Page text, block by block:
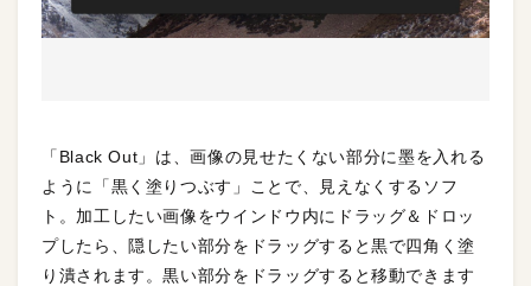
「Black Out」は、画像の見せたくない部分に墨を入れる
ように「黒く塗りつぶす」ことで、見えなくするソフ
ト。加工したい画像をウインドウ内にドラッグ＆ドロッ
プしたら、隠したい部分をドラッグすると黒で四角く塗
り潰されます。黒い部分をドラッグすると移動できます